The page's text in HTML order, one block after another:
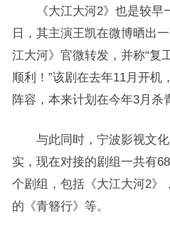
《大江大河2》也是较早
日，其主演王凯在微博晒出
江大河》官微转发，并称“复
顺利！”该剧在去年11月开机
阵容，本来计划在今年3月杀
与此同时，宁波影视文化
实，现在对接的剧组一共有
个剧组，包括《大江大河2》
的《青簪行》等。